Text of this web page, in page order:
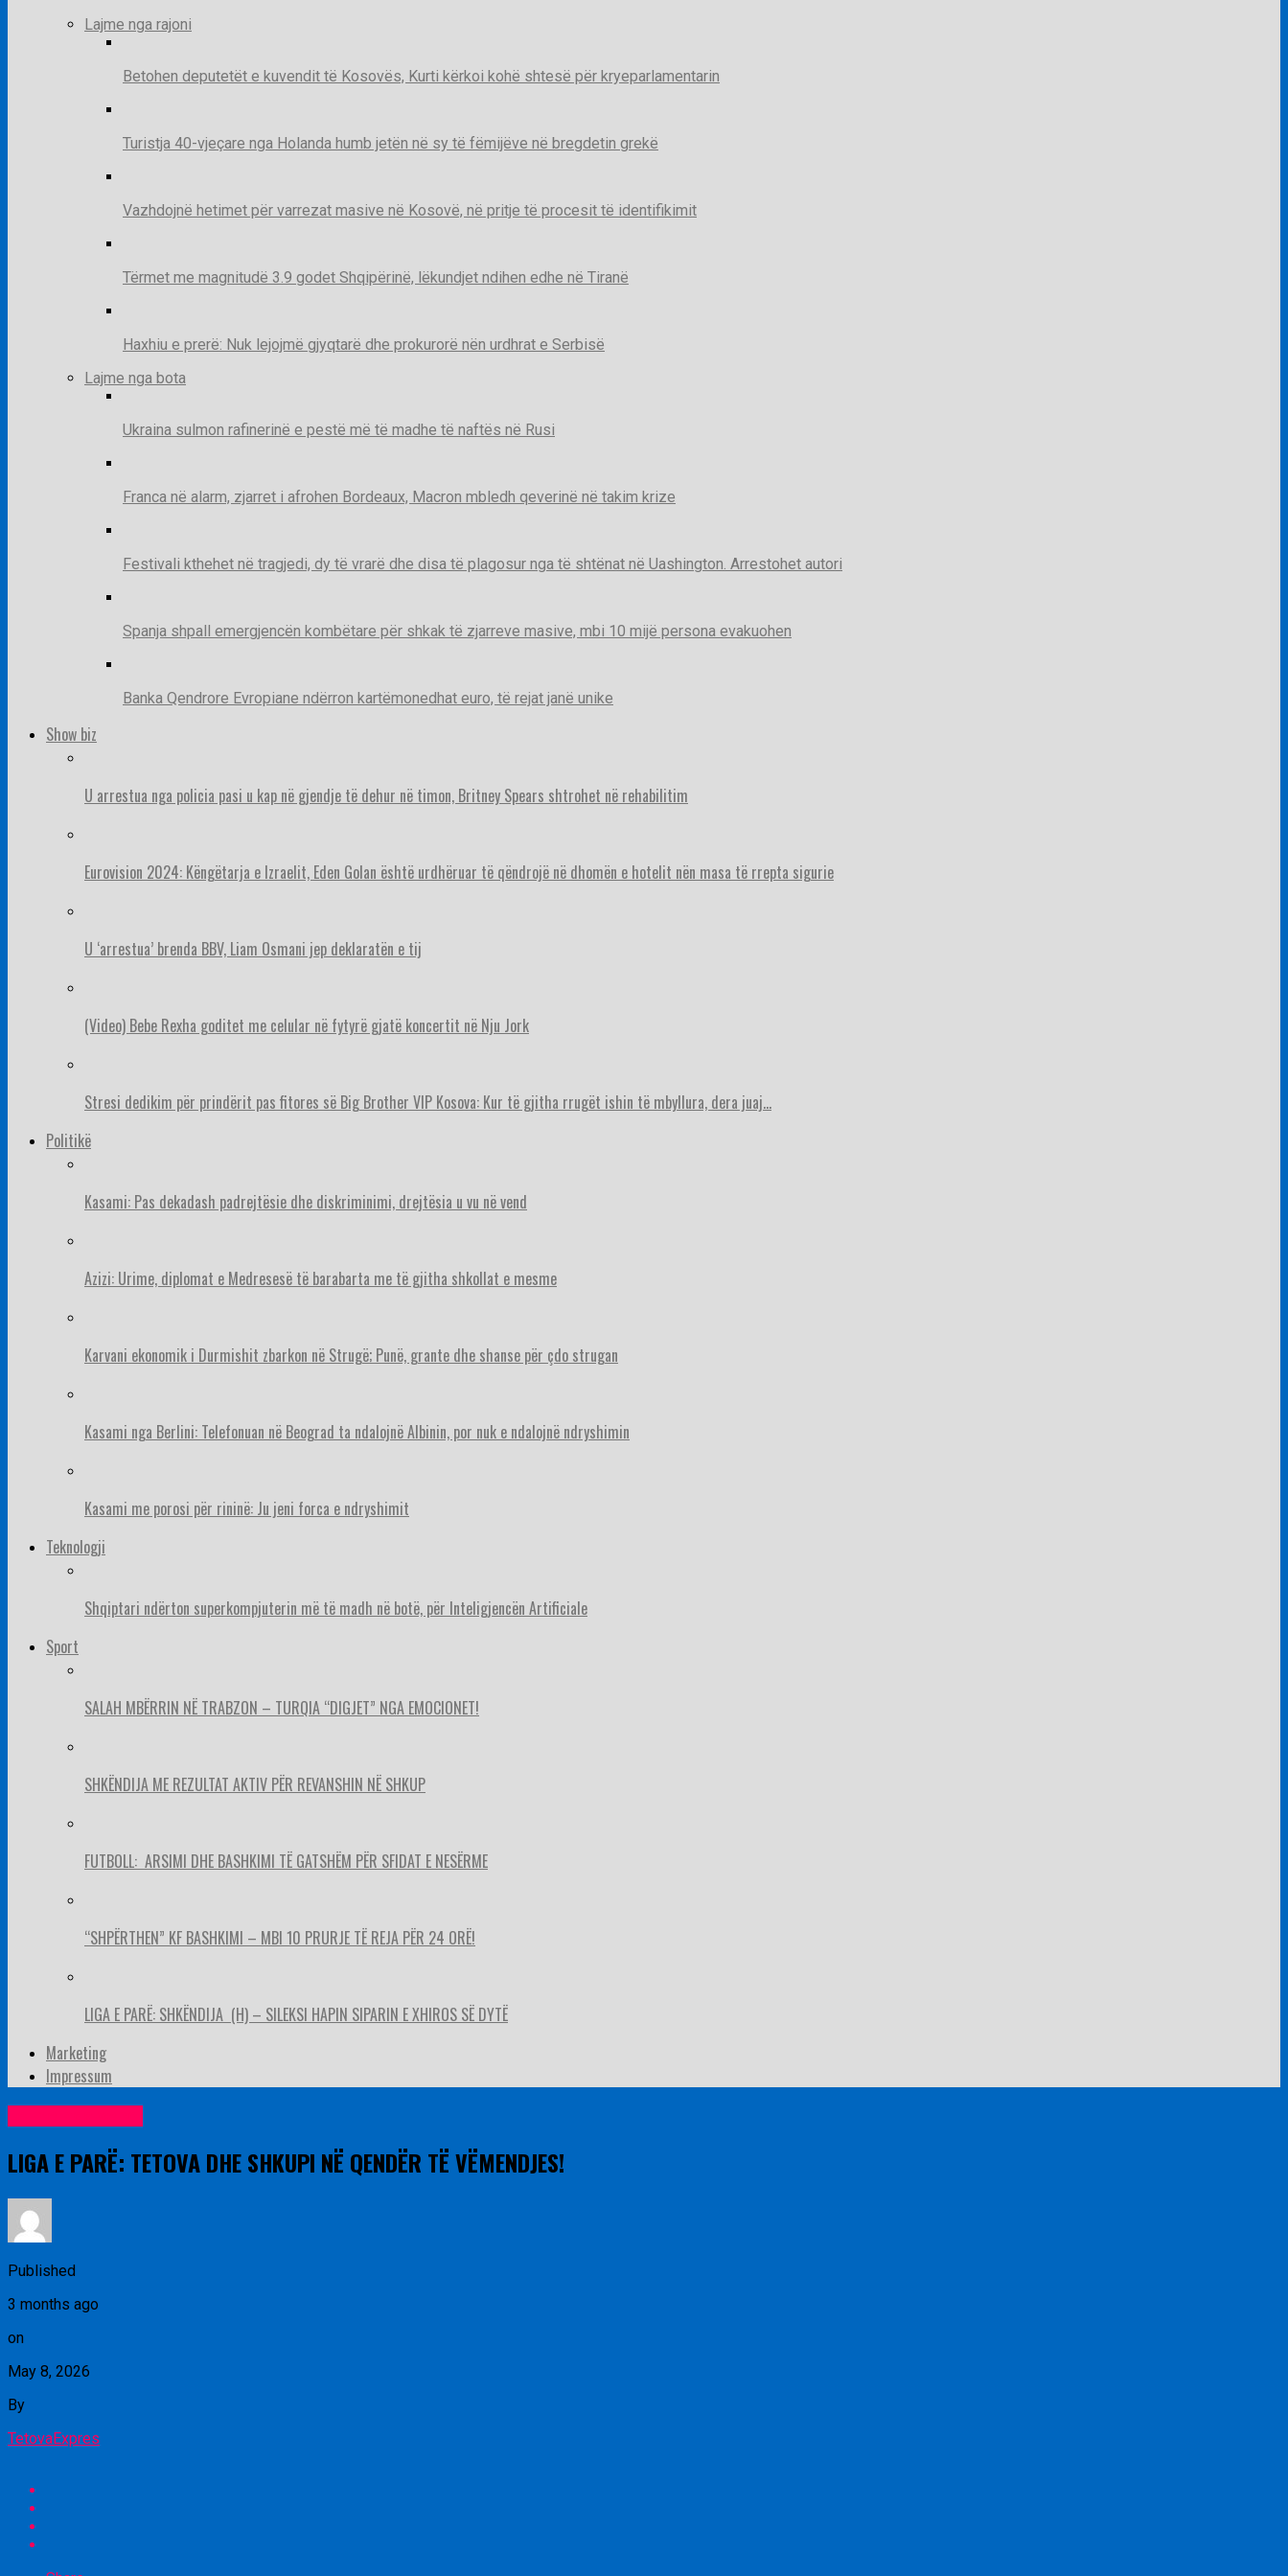
Lajme nga rajoni
Betohen deputetët e kuvendit të Kosovës, Kurti kërkoi kohë shtesë për kryeparlamentarin
Turistja 40-vjeçare nga Holanda humb jetën në sy të fëmijëve në bregdetin grekë
Vazhdojnë hetimet për varrezat masive në Kosovë, në pritje të procesit të identifikimit
Tërmet me magnitudë 3.9 godet Shqipërinë, lëkundjet ndihen edhe në Tiranë
Haxhiu e prerë: Nuk lejojmë gjyqtarë dhe prokurorë nën urdhrat e Serbisë
Lajme nga bota
Ukraina sulmon rafinerinë e pestë më të madhe të naftës në Rusi
Franca në alarm, zjarret i afrohen Bordeaux, Macron mbledh qeverinë në takim krize
Festivali kthehet në tragjedi, dy të vrarë dhe disa të plagosur nga të shtënat në Uashington. Arrestohet autori
Spanja shpall emergjencën kombëtare për shkak të zjarreve masive, mbi 10 mijë persona evakuohen
Banka Qendrore Evropiane ndërron kartëmonedhat euro, të rejat janë unike
Show biz
U arrestua nga policia pasi u kap në gjendje të dehur në timon, Britney Spears shtrohet në rehabilitim
Eurovision 2024: Këngëtarja e Izraelit, Eden Golan është urdhëruar të qëndrojë në dhomën e hotelit nën masa të rrepta sigurie
U ‘arrestua’ brenda BBV, Liam Osmani jep deklaratën e tij
(Video) Bebe Rexha goditet me celular në fytyrë gjatë koncertit në Nju Jork
Stresi dedikim për prindërit pas fitores së Big Brother VIP Kosova: Kur të gjitha rrugët ishin të mbyllura, dera juaj…
Politikë
Kasami: Pas dekadash padrejtësie dhe diskriminimi, drejtësia u vu në vend
Azizi: Urime, diplomat e Medresesë të barabarta me të gjitha shkollat e mesme
Karvani ekonomik i Durmishit zbarkon në Strugë; Punë, grante dhe shanse për çdo strugan
Kasami nga Berlini: Telefonuan në Beograd ta ndalojnë Albinin, por nuk e ndalojnë ndryshimin
Kasami me porosi për rininë: Ju jeni forca e ndryshimit
Teknologji
Shqiptari ndërton superkompjuterin më të madh në botë, për Inteligjencën Artificiale
Sport
SALAH MBËRRIN NË TRABZON – TURQIA “DIGJET” NGA EMOCIONET!
SHKËNDIJA ME REZULTAT AKTIV PËR REVANSHIN NË SHKUP
FUTBOLL: ARSIMI DHE BASHKIMI TË GATSHËM PËR SFIDAT E NESËRME
“SHPËRTHEN” KF BASHKIMI – MBI 10 PRURJE TË REJA PËR 24 ORË!
LIGA E PARË: SHKËNDIJA (H) – SILEKSI HAPIN SIPARIN E XHIROS SË DYTË
Marketing
Impressum
LIGA E PARË: TETOVA DHE SHKUPI NË QENDËR TË VËMENDJES!
Published
3 months ago
on
May 8, 2026
By
TetovaExpres